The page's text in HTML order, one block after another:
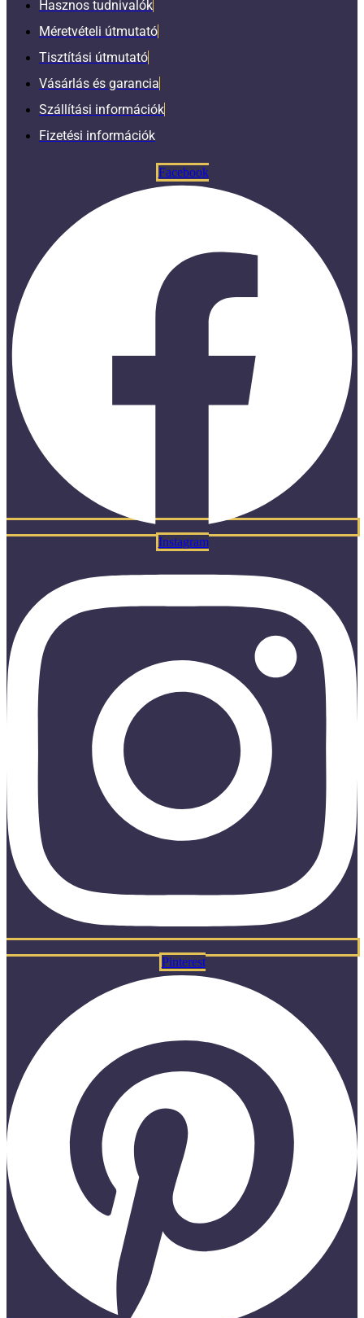
Hasznos tudnivalók
Méretvételi útmutató
Tisztítási útmutató
Vásárlás és garancia
Szállítási információk
Fizetési információk
Facebook
Instagram
Pinterest